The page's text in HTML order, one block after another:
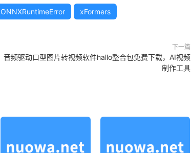
ONNXRuntimeError xFormers
下一篇
音频驱动口型图片转视频软件hallo整合包免费下载，AI视频
制作工具